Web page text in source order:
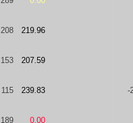
208 219.96
153 207.59
115 239.83 -
189 0.00